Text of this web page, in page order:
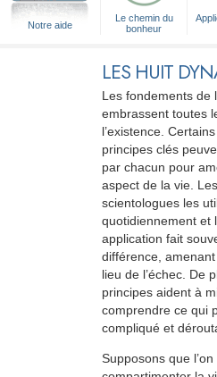
Notre aide
Le chemin du
bonheur
LES HUIT
Les fondements de
embrassent toutes
l’existence.
principes clés
par chacun pour
aspect de la vie. Les
scientologues les
quotidiennement et
application fait
différence,
lieu de l’échec. De
principes aident à
comprendre ce qui
compliqué et
Supposons que